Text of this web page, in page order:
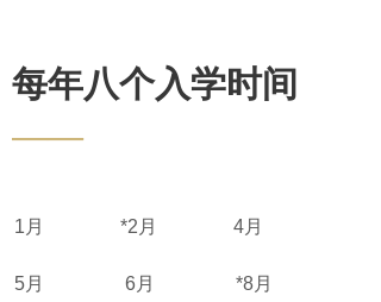
1月 *2月 4月
5月 6月 *8月
每年八个入学时间
——